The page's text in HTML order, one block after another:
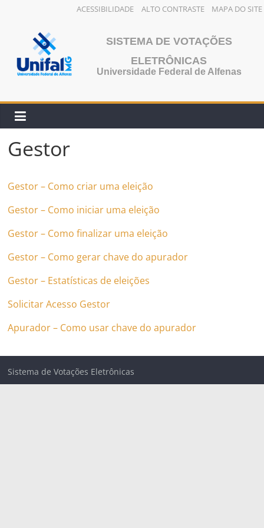
ACESSIBILIDADE ALTO CONTRASTE MAPA DO SITE
conteúdo
SISTEMA DE VOTAÇÕES
ELETRÔNICAS
Universidade Federal de Alfenas
Gestor
Gestor – Como criar uma eleição
Gestor – Como iniciar uma eleição
Gestor – Como finalizar uma eleição
Gestor – Como gerar chave do apurador
Gestor – Estatísticas de eleições
Solicitar Acesso Gestor
Apurador – Como usar chave do apurador
Sistema de Votações Eletrônicas